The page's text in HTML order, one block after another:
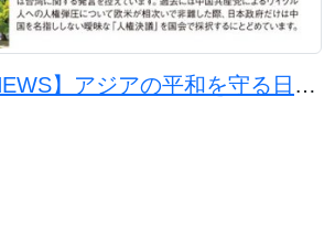
【幸福実現党NEWS】アジアの平和を守る日本の使命